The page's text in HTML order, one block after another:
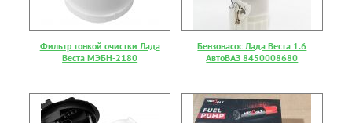
Фильтр тонкой очистки Лада
Веста МЭБН-2180
Бензонасос Лада Веста 1.6
АвтоВАЗ 8450008680